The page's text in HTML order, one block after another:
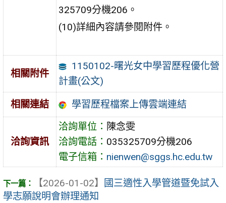
325709分機206。
(10)詳細內容請參閱附件。
相關附件
1150102-曙光女中學習歷程優化營
計畫(公文)
相關連結 學習歷程檔案上傳雲端連結
洽詢資訊
洽詢單位： 陳念雯
洽詢電話： 035325709分機206
電子信箱： nienwen@sggs.hc.edu.tw
【2026-01-02】
國三適性入學管道暨免試入
學志願說明會辦理通知